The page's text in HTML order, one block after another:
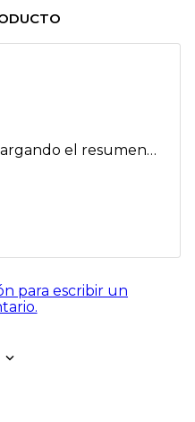
el resumen…
para escribir un